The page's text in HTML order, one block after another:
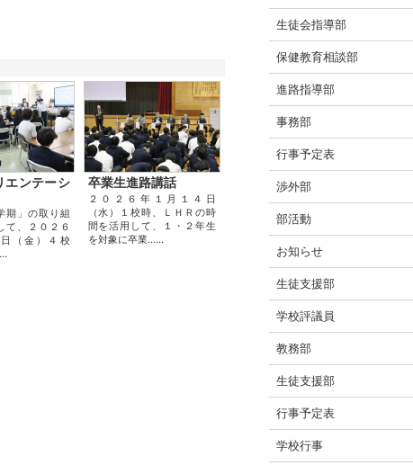
エンテーシ
期」の取り組
て、２０２６
（金）４校
卒業生進路講話
２０２６年１月１４日
（水）１校時、ＬＨＲの時
間を活用して、１・２年生
を対象に卒業...…
生徒会指導部
保健教育相談部
進路指導部
事務部
行事予定表
渉外部
部活動
お知らせ
生徒支援部
学校評議員
教務部
生徒支援部
行事予定表
学校行事